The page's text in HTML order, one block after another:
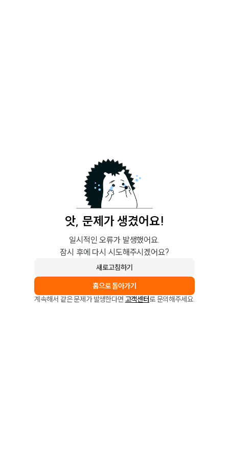
앗, 문제가 생겼어요!
일시적인 오류가 발생했어요.
잠시 후에 다시 시도해주시겠어요?
새로고침하기
홈으로 돌아가기
계속해서 같은 문제가 발생한다면 고객센터로 문의해주세요.